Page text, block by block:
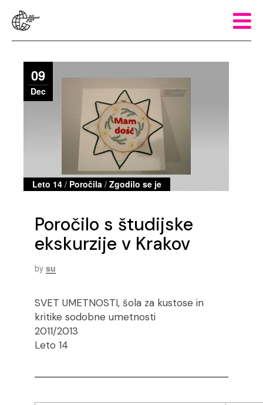
09
Dec
Leto 14 / Poročila /Zgodilo se je
Poročilo s študijske
ekskurzije v Krakov
by su
SVET UMETNOSTI, šola za kustose in
kritike sodobne umetnosti
2011/2013
Leto 14